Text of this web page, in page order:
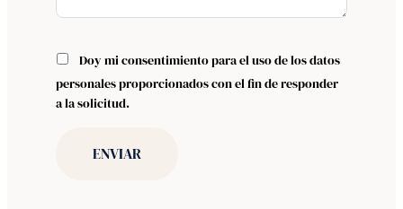
Doy mi consentimiento para el uso de los datos
personales proporcionados con el fin de responder
a la solicitud.